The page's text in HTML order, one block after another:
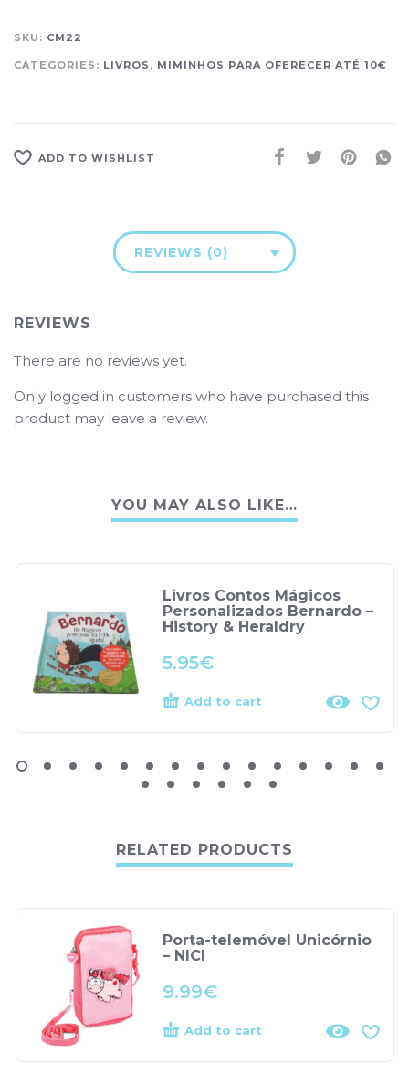
SKU: CM22
CATEGORIES: LIVROS , MIMINHOS PARA OFERECER ATÉ 10€
ADD TO WISHLIST
REVIEWS (0)
REVIEWS
There are no reviews yet.
Only logged in customers who have purchased this
product may leave a review.
YOU MAY ALSO LIKE…
Livros Contos Mágicos
Personalizados Bernardo –
History & Heraldry
5.95€
Add to cart
RELATED PRODUCTS
Porta-telemóvel Unicórnio
– NICI
9.99€
Add to cart